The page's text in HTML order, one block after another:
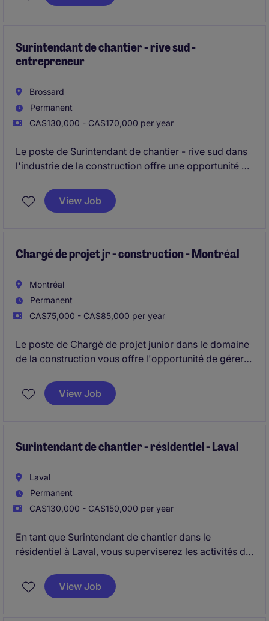
place au cœur des décisions stratégiques, avec une
développeur‑constructeur structuré et ambitieux.
Surintendant de chantier - rive sud -
entrepreneur
Brossard
Permanent
CA$130,000 - CA$170,000 per year
Le poste de Surintendant de chantier - rive sud dans
l'industrie de la construction offre une opportunité de
jouerez un rôle clé dans la coordination et la gestion
des équipes sur le terrain afin de garantir le bon
View Job
Chargé de projet jr - construction - Montréal
Montréal
Permanent
CA$75,000 - CA$85,000 per year
Le poste de Chargé de projet junior dans le domaine
de la construction vous offre l'opportunité de gérer
Vous serez responsable de superviser les différentes
étapes des projets pour assurer leur succès à
View Job
Surintendant de chantier - résidentiel - Laval
Laval
Permanent
CA$130,000 - CA$150,000 per year
En tant que Surintendant de chantier dans le
résidentiel à Laval, vous superviserez les activités de
échéanciers et des budgets. Votre expertise dans le
secteur de la construction sera essentielle pour
View Job